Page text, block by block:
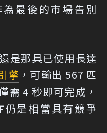
最後的市場告別
是那具已使用長達
擎 ，可輸出 567 匹
需 4 秒即可完成，
是相當具有競爭